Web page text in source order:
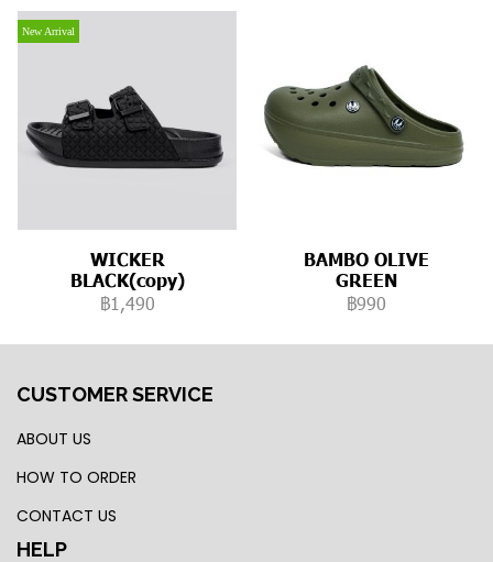
New Arrival
WICKER
BLACK(copy)
฿1,490
BAMBO OLIVE
GREEN
฿990
CUSTOMER SERVICE
ABOUT US
HOW TO ORDER
CONTACT US
HELP